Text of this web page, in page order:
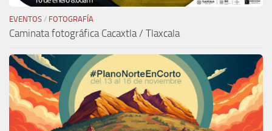
EVENTOS / FOTOGRAFÍA
Caminata fotográfica Cacaxtla / Tlaxcala